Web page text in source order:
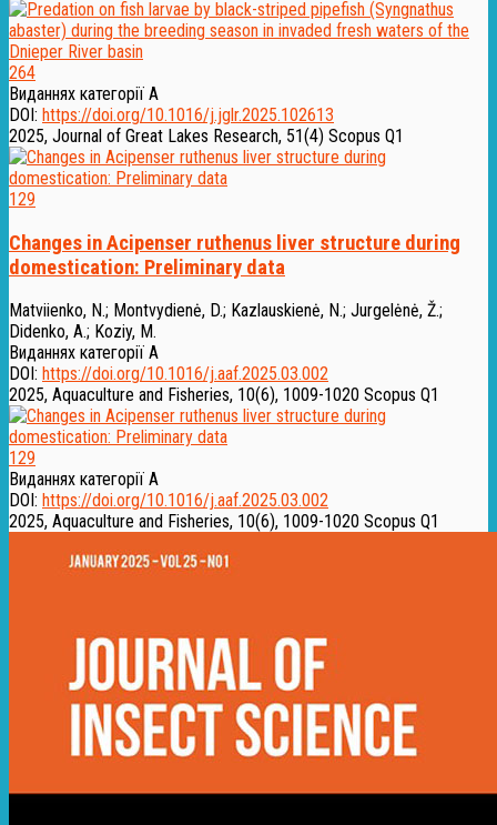
264
Виданнях категорії А
DOI: https://doi.org/10.1016/j.jglr.2025.102613
2025, Journal of Great Lakes Research, 51(4) Scopus Q1
129
Changes in Acipenser ruthenus liver structure during
domestication: Preliminary data
Matviienko, N.; Montvydienė, D.; Kazlauskienė, N.; Jurgelėnė, Ž.;
Didenko, A.; Koziy, M.
Виданнях категорії А
DOI: https://doi.org/10.1016/j.aaf.2025.03.002
2025, Aquaculture and Fisheries, 10(6), 1009-1020 Scopus Q1
129
Виданнях категорії А
DOI: https://doi.org/10.1016/j.aaf.2025.03.002
2025, Aquaculture and Fisheries, 10(6), 1009-1020 Scopus Q1